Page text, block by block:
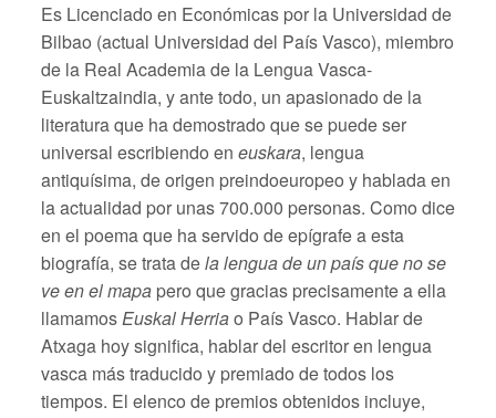
Es Licenciado en Económicas por la Universidad de
Bilbao (actual Universidad del País Vasco), miembro
de la Real Academia de la Lengua Vasca-
Euskaltzaindia, y ante todo, un apasionado de la
literatura que ha demostrado que se puede ser
universal escribiendo en euskara, lengua
antiquísima, de origen preindoeuropeo y hablada en
la actualidad por unas 700.000 personas. Como dice
en el poema que ha servido de epígrafe a esta
biografía, se trata dela lengua de un país que no se
ve en el mapapero que gracias precisamente a ella
llamamosEuskal Herriao País Vasco. Hablar de
Atxaga hoy significa, hablar del escritor en lengua
vasca más traducido y premiado de todos los
tiempos. El elenco de premios obtenidos incluye,